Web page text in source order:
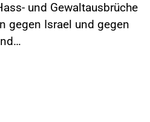
und Gewaltausbrüche
gegen Israel und gegen